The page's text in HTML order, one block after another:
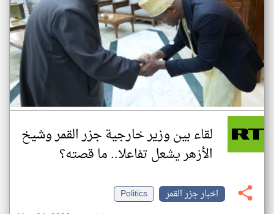
لقاء بين وزير خارجية جزر القمر وشيخ
الأزهر يشعل تفاعلا.. ما قصته؟
اخبار جزر القمر
Politics